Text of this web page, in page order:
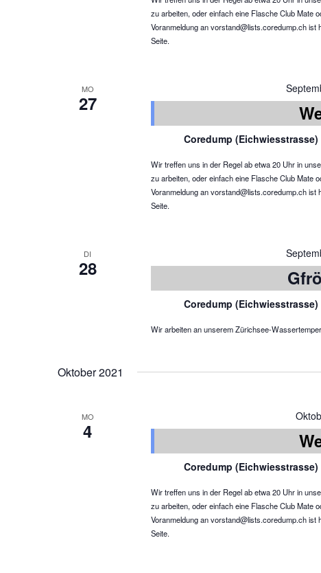
zu arbeiten, oder einfach eine Flasche Club Mate
Voranmeldung an vorstand@lists.coredump.ch
Seite.
MO
27
Coredump (Eichwiesstrasse)
Wir treffen uns in der Regel ab etwa 20 Uhr in
zu arbeiten, oder einfach eine Flasche Club Mate
Voranmeldung an vorstand@lists.coredump.ch
Seite.
DI
28
Coredump (Eichwiesstrasse)
Wir arbeiten an unserem Zürichsee-
Oktober 2021
MO
4
Coredump (Eichwiesstrasse)
Wir treffen uns in der Regel ab etwa 20 Uhr in
zu arbeiten, oder einfach eine Flasche Club Mate
Voranmeldung an vorstand@lists.coredump.ch
Seite.